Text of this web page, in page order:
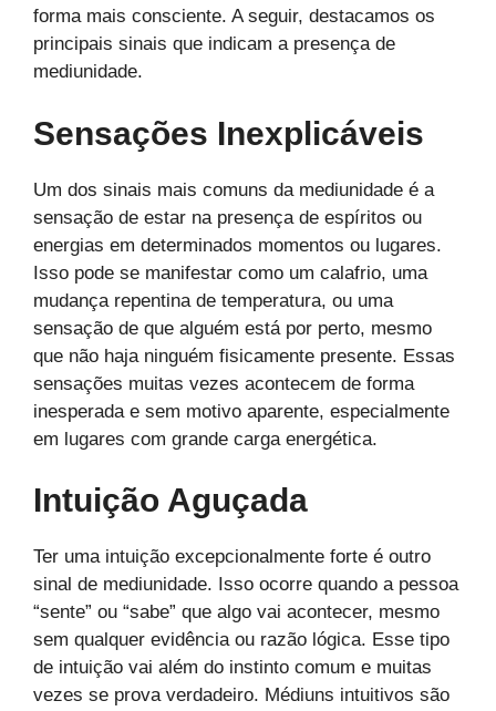
forma mais consciente. A seguir, destacamos os
principais sinais que indicam a presença de
mediunidade.
Sensações Inexplicáveis
Um dos sinais mais comuns da mediunidade é a
sensação de estar na presença de espíritos ou
energias em determinados momentos ou lugares.
Isso pode se manifestar como um calafrio, uma
mudança repentina de temperatura, ou uma
sensação de que alguém está por perto, mesmo
que não haja ninguém fisicamente presente. Essas
sensações muitas vezes acontecem de forma
inesperada e sem motivo aparente, especialmente
em lugares com grande carga energética.
Intuição Aguçada
Ter uma intuição excepcionalmente forte é outro
sinal de mediunidade. Isso ocorre quando a pessoa
“sente” ou “sabe” que algo vai acontecer, mesmo
sem qualquer evidência ou razão lógica. Esse tipo
de intuição vai além do instinto comum e muitas
vezes se prova verdadeiro. Médiuns intuitivos são